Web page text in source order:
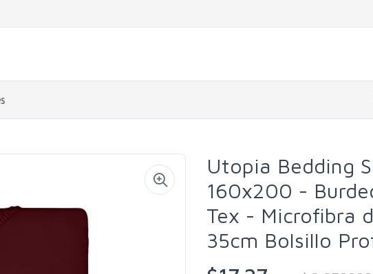
Utopia Bedding
160x200 -
Tex - Microfibra
35cm Bolsillo